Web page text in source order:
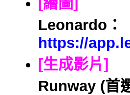
Leonardo：
https://
[生成影片]
Runway (首